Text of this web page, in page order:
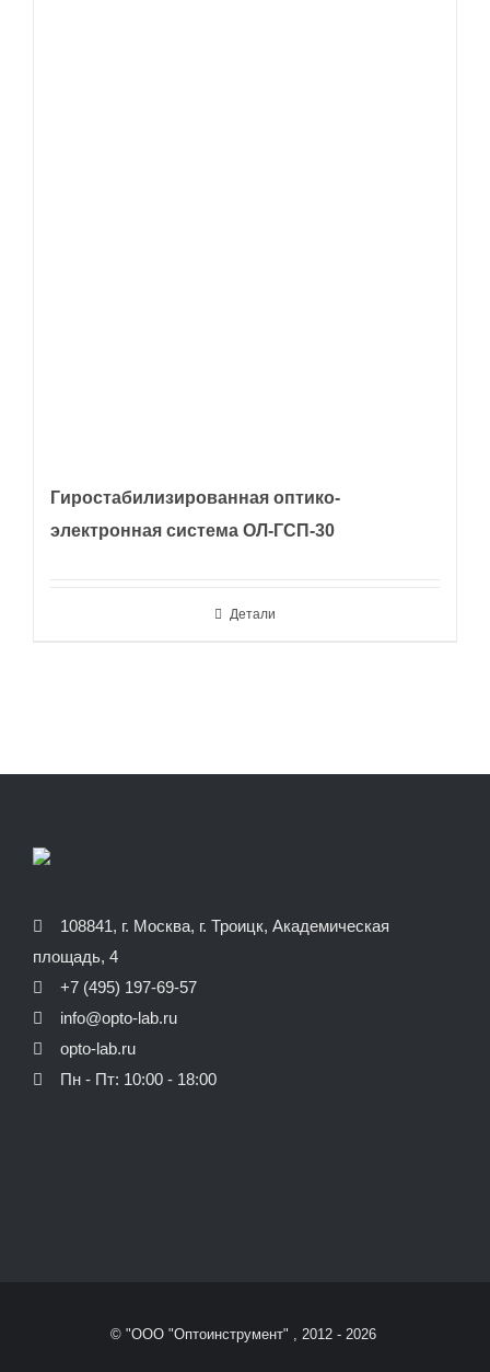
Гиростабилизированная оптико-
электронная система ОЛ-ГСП-30
Детали
108841, г. Москва, г. Троицк, Академическая
площадь, 4
+7 (495) 197-69-57
info@opto-lab.ru
opto-lab.ru
Пн - Пт: 10:00 - 18:00
© "ООО "Оптоинструмент" , 2012 - 2026